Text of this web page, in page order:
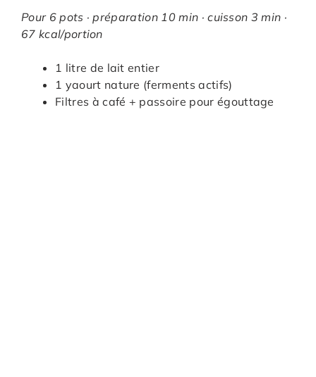
Pour 6 pots · préparation 10 min · cuisson 3 min ·
67 kcal/portion
1 litre de lait entier
1 yaourt nature (ferments actifs)
Filtres à café + passoire pour égouttage